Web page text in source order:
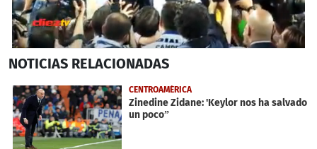
seconds
1
minute,
8
seconds
NOTICIAS RELACIONADAS
CENTROAMÉRICA
Zinedine Zidane: 'Keylor nos ha salvado
un poco”